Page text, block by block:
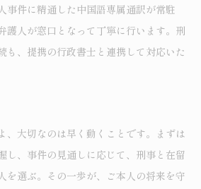
事件に精通した中国語専属通訳が常駐
護人が窓口となって丁寧に行います。刑
も、提携の行政書士と連携して対応いた
、大切なのは早く動くことです。まずは
し、事件の見通しに応じて、刑事と在留
を選ぶ。その一歩が、ご本人の将来を守